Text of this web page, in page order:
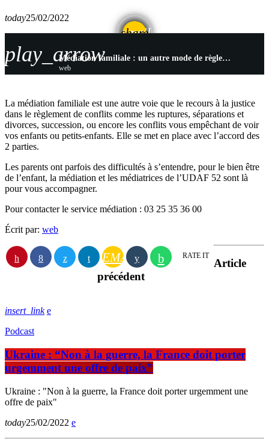
today25/02/2022
share
email
play_arrow Médiation familiale : un autre mode de règlement des conflits.
web
La médiation familiale est une autre voie que le recours à la justice
dans le règlement de conflits comme les ruptures, séparations et
divorces, succession, ou encore les conflits vous empêchant de voir
vos enfants ou petits-enfants. Elle se met en place avec l’accord des
2 parties.
Les parents ont parfois des difficultés à s’entendre, pour le bien être
de l’enfant, la médiation et les médiatrices de l’UDAF 52 sont là
pour vous accompagner.
Pour contacter le service médiation : 03 25 35 36 00
Écrit par: web
EMAIL RATE IT
Article
précédent
insert_link
Podcast
Ukraine : “Non à la guerre, la France doit porter
urgemment une offre de paix”
Ukraine : "Non à la guerre, la France doit porter urgemment une
offre de paix"
today25/02/2022